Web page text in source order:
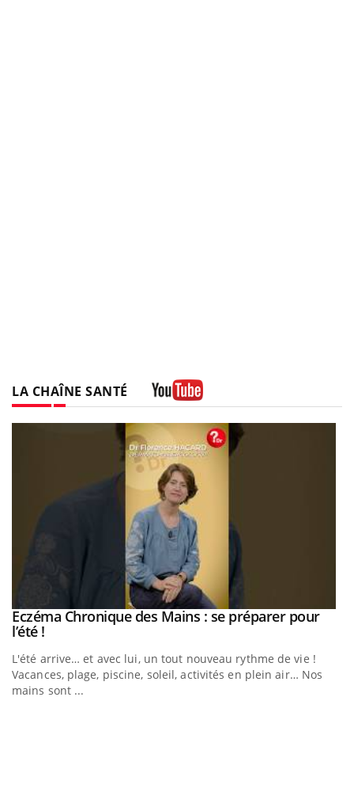
LA CHAÎNE SANTÉ
Youtube
Eczéma Chronique des Mains : se préparer pour
l’été !Youtube
L'été arrive… et avec lui, un tout nouveau rythme de vie !
Vacances, plage, piscine, soleil, activités en plein air… Nos
mains sont ...